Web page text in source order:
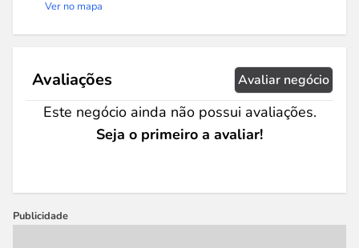
Ver no mapa
Avaliações Avaliar negócio
Este negócio ainda não possui avaliações.
Seja o primeiro a avaliar!
Publicidade